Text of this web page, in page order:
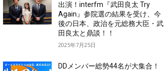
出演！interfm『武田良太 Try
Again』参院選の結果を受け、今
後の日本、政治を元総務大臣・武
田良太と鼎談！！
2025年7月25日
DDメンバー総勢44名が大集合！